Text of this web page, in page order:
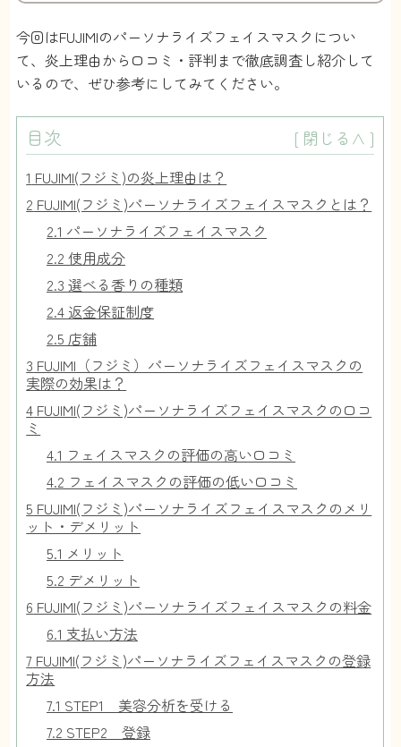
今回はFUJIMIのパーソナライズフェイスマスクについ
て、炎上理由から口コミ・評判まで徹底調査し紹介して
いるので、ぜひ参考にしてみてください。
目次 [ 閉じる∧ ]
1 FUJIMI(フジミ)の炎上理由は？
2 FUJIMI(フジミ)パーソナライズフェイスマスクとは？
2.1 パーソナライズフェイスマスク
2.2 使用成分
2.3 選べる香りの種類
2.4 返金保証制度
2.5 店舗
3 FUJIMI（フジミ）パーソナライズフェイスマスクの
実際の効果は？
4 FUJIMI(フジミ)パーソナライズフェイスマスクの口コ
ミ
4.1 フェイスマスクの評価の高い口コミ
4.2 フェイスマスクの評価の低い口コミ
5 FUJIMI(フジミ)パーソナライズフェイスマスクのメリ
ット・デメリット
5.1 メリット
5.2 デメリット
6 FUJIMI(フジミ)パーソナライズフェイスマスクの料金
6.1 支払い方法
7 FUJIMI(フジミ)パーソナライズフェイスマスクの登録
方法
7.1 STEP1 美容分析を受ける
7.2 STEP2 登録